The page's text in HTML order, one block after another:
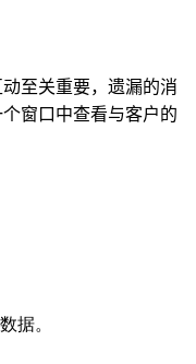
至关重要，遗漏的消
窗口中查看与客户的
据。